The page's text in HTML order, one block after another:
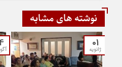
نوشته های مشابه
01
ژانویه